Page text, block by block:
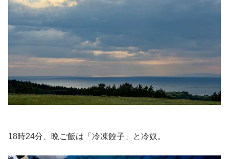
18時24分、晩ご飯は「冷凍餃子」と冷奴。